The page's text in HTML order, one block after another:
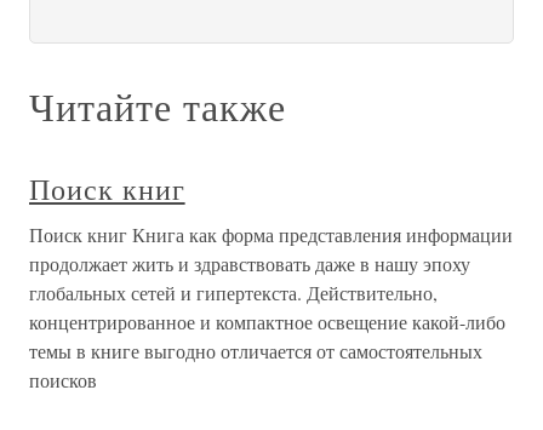
Читайте также
Поиск книг
Поиск книг Книга как форма представления информации
продолжает жить и здравствовать даже в нашу эпоху
глобальных сетей и гипертекста. Действительно,
концентрированное и компактное освещение какой-либо
темы в книге выгодно отличается от самостоятельных
поисков